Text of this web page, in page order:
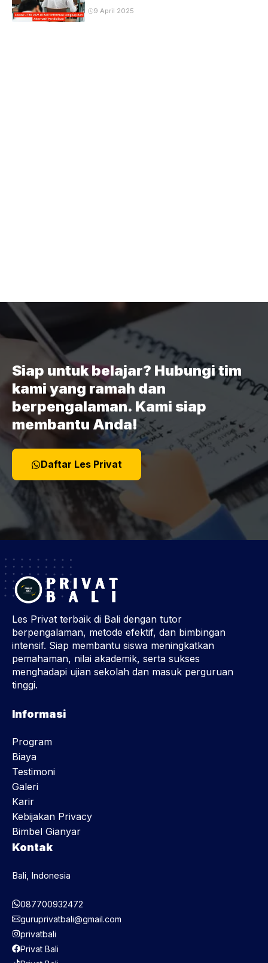
9 April 2025
Siap untuk belajar? Hubungi tim
kami yang ramah dan
berpengalaman. Kami siap
membantu Anda!
Daftar Les Privat
Les Privat terbaik di Bali dengan tutor
berpengalaman, metode efektif, dan bimbingan
intensif. Siap membantu siswa meningkatkan
pemahaman, nilai akademik, serta sukses
menghadapi ujian sekolah dan masuk perguruan
tinggi.
Informasi
Program
Biaya
Testimoni
Galeri
Karir
Kebijakan Privacy
Bimbel Gianyar
Kontak
Bali, Indonesia
087700932472
guruprivatbali@gmail.com
privatbali
Privat Bali